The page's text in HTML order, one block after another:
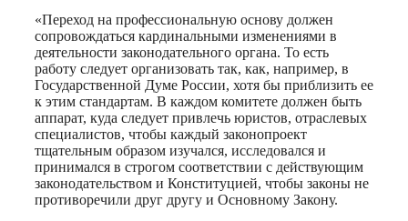
«Переход на профессиональную основу должен
сопровождаться кардинальными изменениями в
деятельности законодательного органа. То есть
работу следует организовать так, как, например, в
Государственной Думе России, хотя бы приблизить ее
к этим стандартам. В каждом комитете должен быть
аппарат, куда следует привлечь юристов, отраслевых
специалистов, чтобы каждый законопроект
тщательным образом изучался, исследовался и
принимался в строгом соответствии с действующим
законодательством и Конституцией, чтобы законы не
противоречили друг другу и Основному Закону.